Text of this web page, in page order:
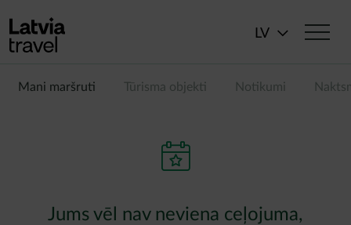
LV
Mani maršruti Tūrisma objekti Notikumi
Jums vēl nav neviena ceļojuma,